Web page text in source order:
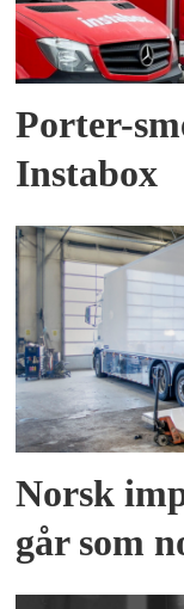
Porter-
Instabox
Norsk
går som